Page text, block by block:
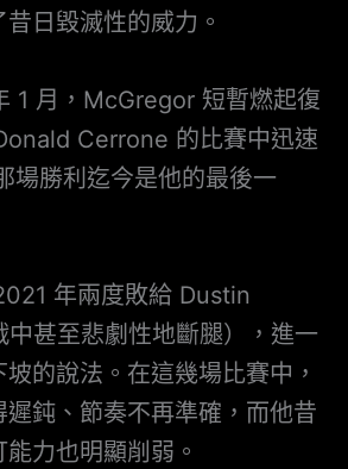
日毀滅性的威力。
1 月，McGregor 短暫燃起復
Cerrone 的比賽中迅速
場勝利迄今是他的最後一
年兩度敗給 Dustin
甚至悲劇性地斷腿），進一
的說法。在這幾場比賽中，
鈍、節奏不再準確，而他昔
力也明顯削弱。